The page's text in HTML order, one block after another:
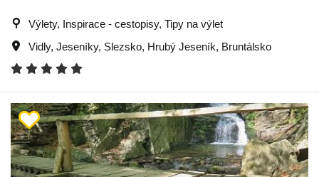
Výlety, Inspirace - cestopisy, Tipy na výlet
Vidly, Jeseníky, Slezsko, Hrubý Jeseník, Bruntálsko